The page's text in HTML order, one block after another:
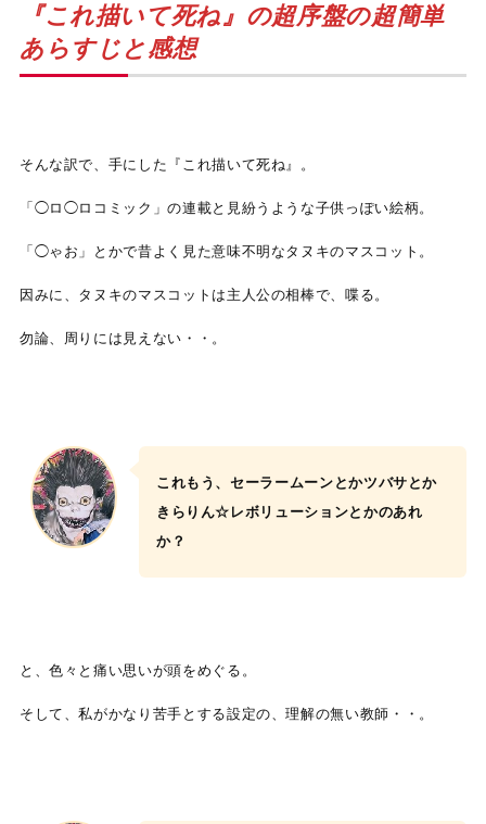
『これ描いて死ね』の超序盤の超簡単
あらすじと感想
そんな訳で、手にした『これ描いて死ね』。
「◯ロ◯ロコミック」の連載と見紛うような子供っぽい絵柄。
「◯ゃお」とかで昔よく見た意味不明なタヌキのマスコット。
因みに、タヌキのマスコットは主人公の相棒で、喋る。
勿論、周りには見えない・・。
これもう、セーラームーンとかツバサとか
きらりん☆レボリューションとかのあれ
か？
と、色々と痛い思いが頭をめぐる。
そして、私がかなり苦手とする設定の、理解の無い教師・・。